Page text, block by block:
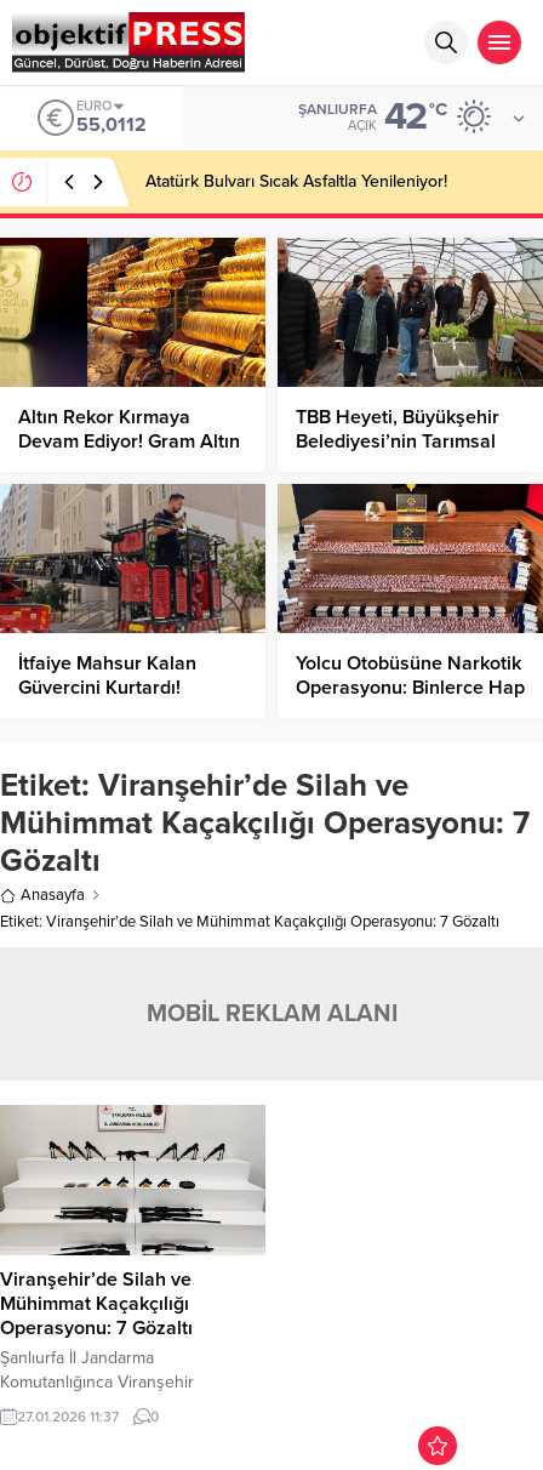
EURO
55,0112
ŞANLIURFA
AÇIK 42°C
Atatürk Bulvarı Sıcak Asfaltla Yenileniyor!
Altın Rekor Kırmaya
Devam Ediyor! Gram Altın
TBB Heyeti, Büyükşehir
Belediyesi’nin Tarımsal
İtfaiye Mahsur Kalan
Güvercini Kurtardı!
Yolcu Otobüsüne Narkotik
Operasyonu: Binlerce Hap
Etiket: Viranşehir’de Silah ve
Mühimmat Kaçakçılığı Operasyonu: 7
Gözaltı
Anasayfa
Etiket: Viranşehir’de Silah ve Mühimmat Kaçakçılığı Operasyonu: 7 Gözaltı
MOBİL REKLAM ALANI
Viranşehir’de Silah ve
Mühimmat Kaçakçılığı
Operasyonu: 7 Gözaltı
Şanlıurfa İl Jandarma
Komutanlığınca Viranşehir
Cumhuriyet Başsavcılığı
koordinesinde yürütülen takipli
27.01.2026 11:37 0